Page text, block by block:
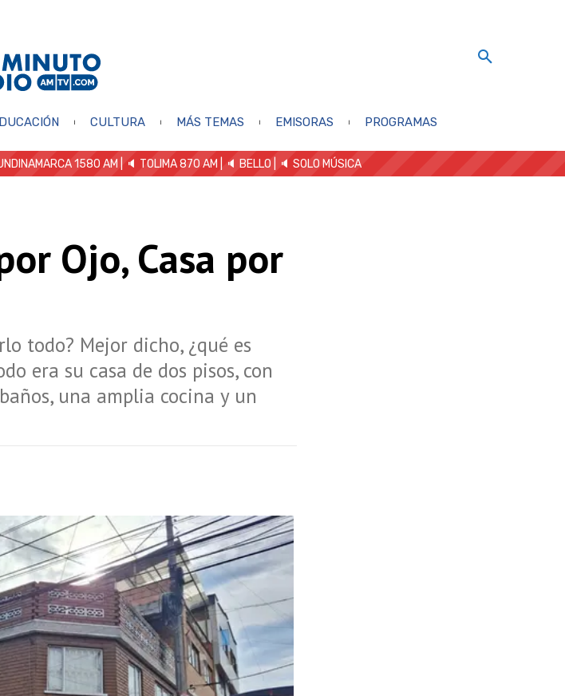
CULTURA MÁS TEMAS EMISORAS PROGRAMAS
1580 AM | 🔈 TOLIMA 870 AM | 🔈 BELLO 🔈 SOLO MÚSICA
Ojo, Casa por
todo? Mejor dicho, ¿qué es
era su casa de dos pisos, con
una amplia cocina y un